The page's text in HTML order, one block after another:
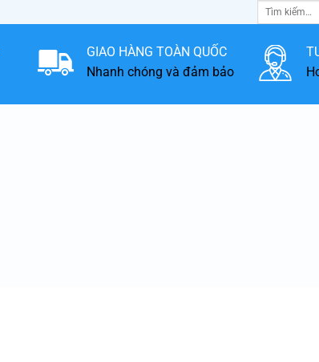
Tìm
GIAO HÀNG TOÀN QUỐC
Nhanh chóng và đảm bảo